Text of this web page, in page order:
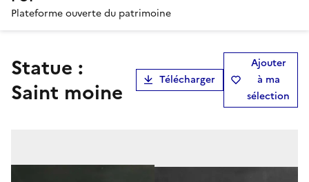
Plateforme ouverte du patrimoine
statue :
Saint moine
Télécharger
Ajouter
à ma
sélection